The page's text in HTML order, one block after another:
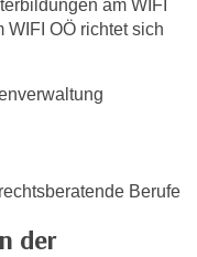
am WIFI
WIFI OÖ richtet sich
Berufe
der